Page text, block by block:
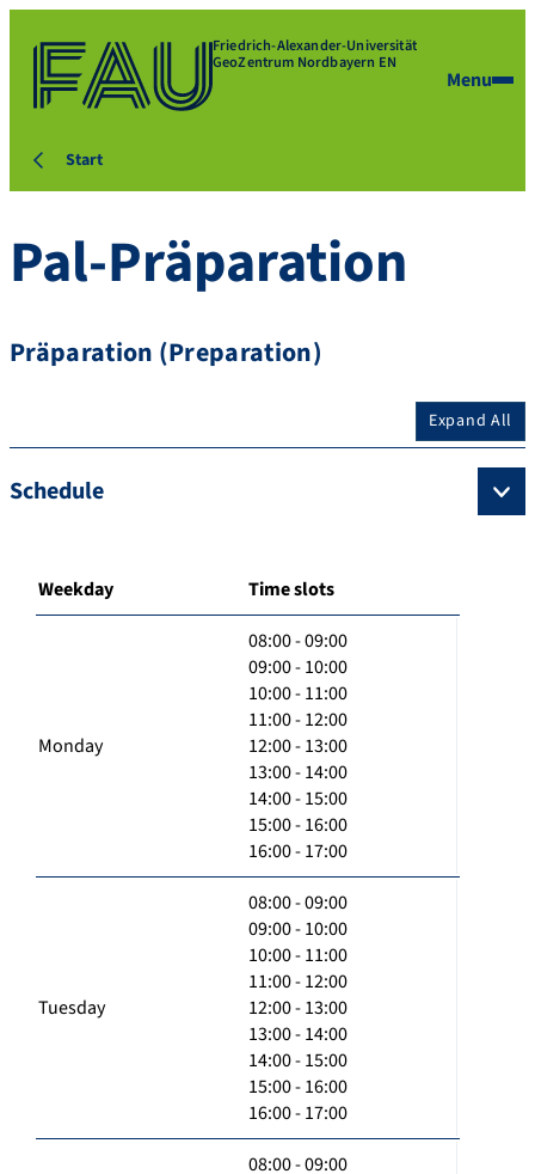
Friedrich-Alexander-Universität
GeoZentrum Nordbayern EN
Menu
Start
Pal-Präparation
Präparation (Preparation)
Expand All
Schedule
Weekday Time slots
Monday
08:00 - 09:00
09:00 - 10:00
10:00 - 11:00
11:00 - 12:00
12:00 - 13:00
13:00 - 14:00
14:00 - 15:00
15:00 - 16:00
16:00 - 17:00
Tuesday
08:00 - 09:00
09:00 - 10:00
10:00 - 11:00
11:00 - 12:00
12:00 - 13:00
13:00 - 14:00
14:00 - 15:00
15:00 - 16:00
16:00 - 17:00
08:00 - 09:00